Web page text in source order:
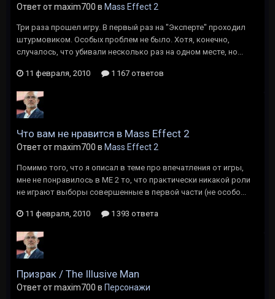
Ответ от maxim700 в Mass Effect 2
Три раза прошел игру. В первый раз на "Эксперте" проходил
штурмовиком. Особых проблем не было. Хотя, конечно,
случалось, что убивали несколько раз на одном месте, но...
11 февраля, 2010 1 167 ответов
Что вам не нравится в Mass Effect 2
Ответ от maxim700 в Mass Effect 2
Помимо того, что я описал в теме про впечатления от игры,
мне не понравилось в ME 2 то, что практически никакой роли
не играют выборы совершенные в первой части (не особо...
11 февраля, 2010 1 393 ответа
Призрак / The Illusive Man
Ответ от maxim700 в Персонажи